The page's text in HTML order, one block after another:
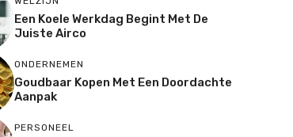
Een Koele Werkdag Begint Met De
Juiste Airco
ONDERNEMEN
Goudbaar Kopen Met Een Doordachte
Aanpak
PERSONEEL